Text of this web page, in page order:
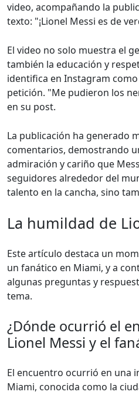
video, acompañando la
texto: "¡Lionel Messi es de
El video no solo muestra el
también la educación y
identifica en Instagram como
petición. "Me pudieron los
en su post.
La publicación ha generado
comentarios, demostrando
admiración y cariño que
seguidores alrededor del
talento en la cancha, sino
La humildad de
Este artículo destaca un
un fanático en Miami, y a
algunas preguntas y
tema.
¿Dónde ocurrió el
Lionel Messi y el
El encuentro ocurrió en una
Miami, conocida como la